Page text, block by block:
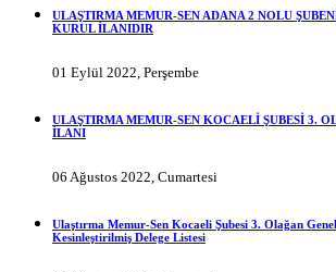
ULAŞTIRMA MEMUR-SEN ADANA 2 NOLU
KURUL İLANIDIR
01 Eylül 2022, Perşembe
ULAŞTIRMA MEMUR-SEN KOCAELİ ŞUBESİ 3.
İLANI
06 Ağustos 2022, Cumartesi
Ulaştırma Memur-Sen Kocaeli Şubesi 3. Olağan
Kesinleştirilmiş Delege Listesi